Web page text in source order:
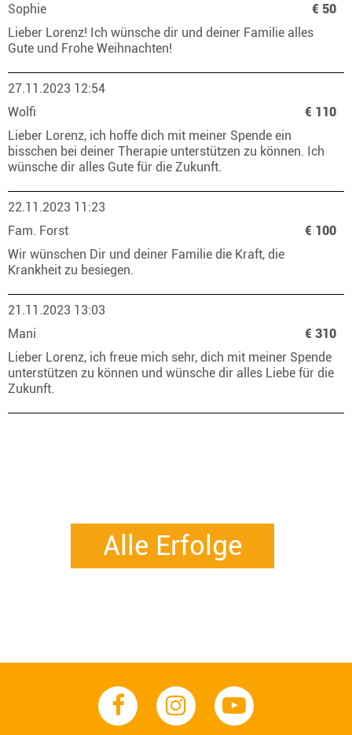
Sophie
€ 50
Lieber Lorenz! Ich wünsche dir und deiner Familie alles
Gute und Frohe Weihnachten!
27.11.2023 12:54
Wolfi
€ 110
Lieber Lorenz, ich hoffe dich mit meiner Spende ein
bisschen bei deiner Therapie unterstützen zu können. Ich
wünsche dir alles Gute für die Zukunft.
22.11.2023 11:23
Fam. Forst
€ 100
Wir wünschen Dir und deiner Familie die Kraft, die
Krankheit zu besiegen.
21.11.2023 13:03
Mani
€ 310
Lieber Lorenz, ich freue mich sehr, dich mit meiner Spende
unterstützen zu können und wünsche dir alles Liebe für die
Zukunft.
Alle Erfolge